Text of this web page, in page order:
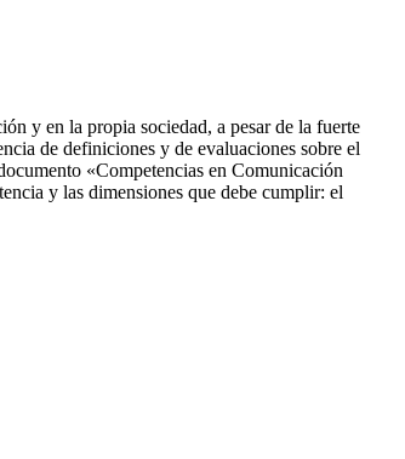
y en la propia sociedad, a pesar de la fuerte
de definiciones y de evaluaciones sobre el
«Competencias en Comunicación
y las dimensiones que debe cumplir: el